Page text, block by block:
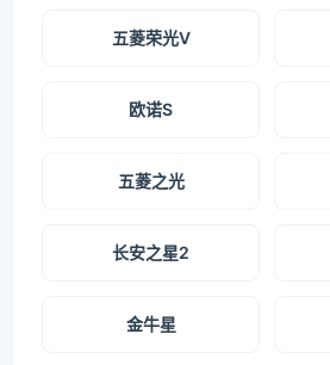
五菱荣光V
欧诺S
五菱之光
长安之星2
金牛星